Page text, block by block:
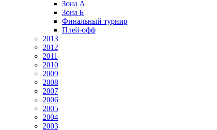
Зона А
Зона Б
Финальный турнир
Плей-офф
2013
2012
2011
2010
2009
2008
2007
2006
2005
2004
2003